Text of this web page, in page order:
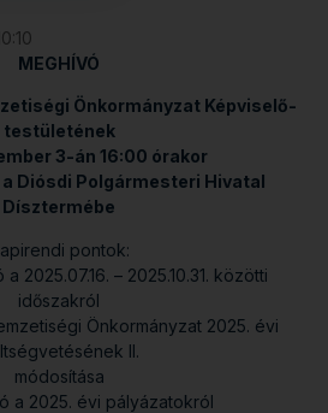
MEGHÍVÓ
Önkormányzat Képviselő-
testületének
3-án 16:00 órakor
Diósdi Polgármesteri Hivatal
Dísztermébe
pontok:
2025.07.16. – 2025.10.31. közötti
időszakról
Önkormányzat 2025. évi
II.
módosítása
a 2025. évi pályázatokról